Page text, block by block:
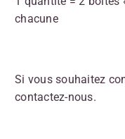
chacune
Si vous souhaitez
contactez-nous.